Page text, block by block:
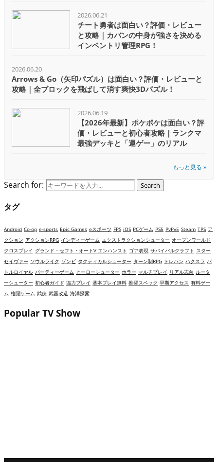
2026.06.21
チート勇者は面白い？評価・レビュー
と攻略｜カバンの中身が強さを決める
インベントリ管理RPG！
2026.06.20
Arrows & Go（矢印パズル）は面白い？評価・レビューと
攻略｜全ブロックを飛ばして消す爽快3Dパズル！
2026.06.19
【2026年最新】ポケポケは面白い？評
価・レビューと初心者攻略｜ランクマ
最強デッキと「運ゲー」のリアル
もっと見る »
Search for: Search
タグ
Android Co-op e-sports Epic Games eスポーツ FPS iOS PCゲーム PS5 PvPvE Steam TPS ア
クション アクションRPG インディーゲーム エクストラクションシューター オープンワールド
クロスプレイ グランド・セフト・オートV エンハンスト ゴア表現 サバイバルクラフト スター
セイヴァー ソウルライク ゾンビ タクティカルシューター ターン制RPG トレハン ハクスラ バ
トルロイヤル パーティーゲーム ヒーローシューター ホラー マルチプレイ リアル志向 ルータ
ーシューター 初心者ガイド 協力プレイ 基本プレイ無料 推奨スペック 早期アクセス 有料ゲー
ム 格闘ゲーム 武侠 武器改造 海洋探索
Popular TV Show